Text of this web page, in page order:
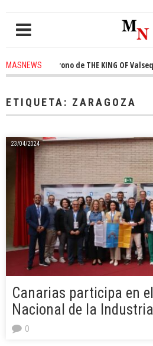
MASNEWS
el trono de THE KING OF
ETIQUETA: ZARAGOZA
23/04/2024
Canarias participa en
Nacional de la
0